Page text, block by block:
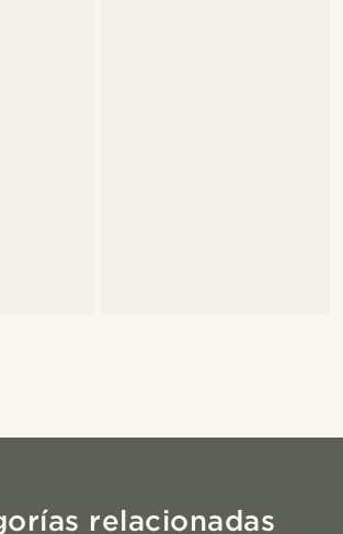
relacionadas